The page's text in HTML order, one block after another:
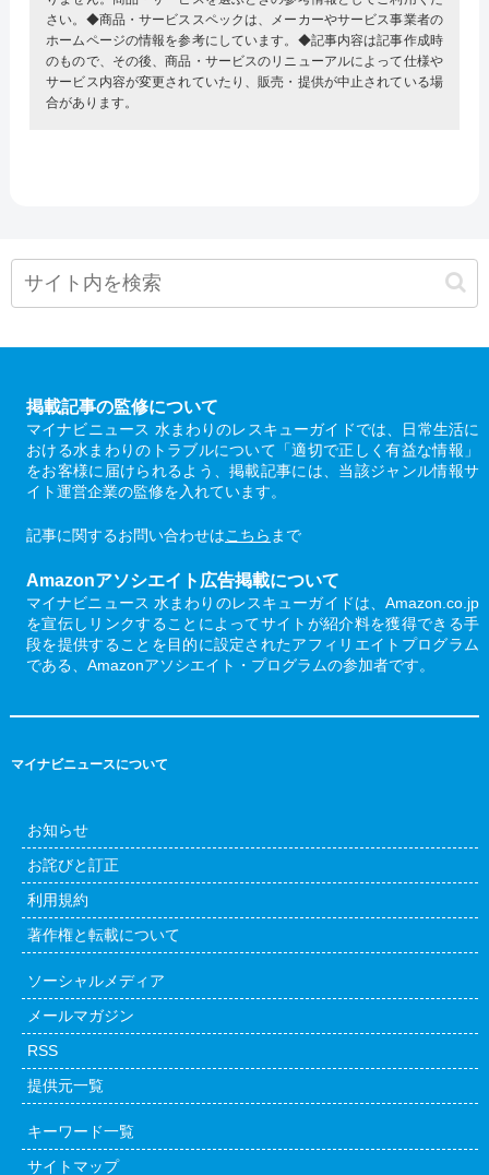
さい。◆商品・サービススペックは、メーカーやサービス事業者の
ホームページの情報を参考にしています。◆記事内容は記事作成時
のもので、その後、商品・サービスのリニューアルによって仕様や
サービス内容が変更されていたり、販売・提供が中止されている場
合があります。
掲載記事の監修について
マイナビニュース 水まわりのレスキューガイドでは、日常生活に
おける水まわりのトラブルについて「適切で正しく有益な情報」
をお客様に届けられるよう、掲載記事には、当該ジャンル情報サ
イト運営企業の監修を入れています。
記事に関するお問い合わせはこちら まで
Amazonアソシエイト広告掲載について
マイナビニュース 水まわりのレスキューガイドは、Amazon.co.jp
を宣伝しリンクすることによってサイトが紹介料を獲得できる手
段を提供することを目的に設定されたアフィリエイトプログラム
である、Amazonアソシエイト・プログラムの参加者です。
マイナビニュースについて
お知らせ
お詫びと訂正
利用規約
著作権と転載について
ソーシャルメディア
メールマガジン
RSS
提供元一覧
キーワード一覧
サイトマップ